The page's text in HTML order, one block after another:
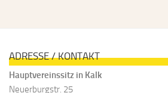
ADRESSE / KONTAKT
Hauptvereinssitz in Kalk
Neuerburgstr. 25